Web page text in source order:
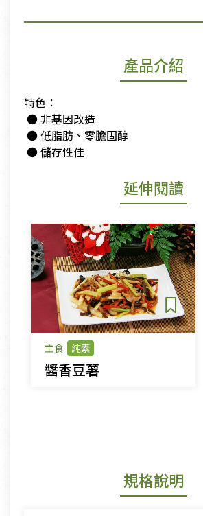
產品介紹
特色：
​ ● 非基因改造
​ ● 低脂肪、零膽固醇
​ ● 儲存性佳
延伸閱讀
主食 純素
醬香豆薯
規格說明